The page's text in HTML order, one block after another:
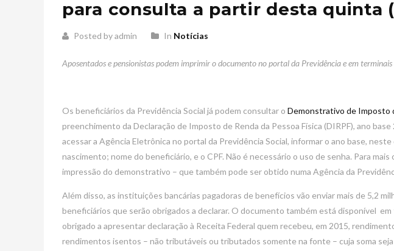
para consulta a partir desta quinta
Posted by admin In Notícias
Aposentados e pensionistas podem imprimir o documento no portal da Previdência e em
Os beneficiários da Previdência Social já podem consultar o Demonstrativo de Imposto
preenchimento da Declaração de Imposto de Renda da Pessoa Física (DIRPF), ano
acessar a Agência Eletrônica no portal da Previdência Social, informar o ano base,
nascimento; nome do beneficiário, e o CPF. Não é necessário o uso de senha. Para
impressão do demonstrativo – que também pode ser obtido numa Agência da
Além disso, as instituições bancárias pagadoras de benefícios vão enviar mais de 5,2
beneficiários que serão obrigados a declarar. O documento também está disponível
obrigado a apresentar declaração à Receita Federal quem recebeu, em 2015,
rendimentos isentos – não tributáveis ou tributados somente na fonte – cuja soma seja